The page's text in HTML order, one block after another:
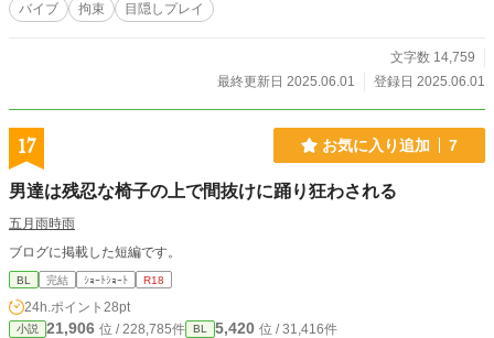
バイブ
拘束 目隠しプレイ
文字数 14,759
最終更新日 2025.06.01
登録日 2025.06.01
17 お気に入り追加 7
男達は残忍な椅子の上で間抜けに踊り狂わされる
五月雨時雨
ブログに掲載した短編です。
BL 完結 ｼｮｰﾄｼｮｰﾄ R18
24h.ポイント 28pt
小説 21,906 位 / 228,785件 BL 5,420 位 / 31,416件